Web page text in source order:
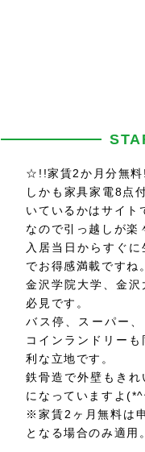
☆!!家賃2か月分無
しかも家具家電8点
いているかはサイト
なので引っ越しが楽
入居当日からすぐ
でお得感満載ですね。
金沢学院大学、金
必見です。
バス停、スーパー
コインランドリー
利な立地です。
鉄骨造で外壁もき
になっていますよ
※家賃2ヶ月無料は
となる場合のみ適用。